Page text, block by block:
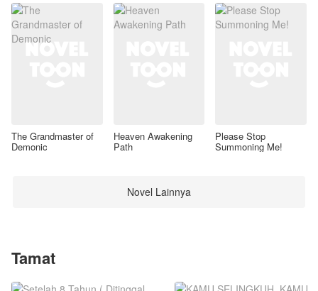
The Grandmaster of
Demonic
Heaven Awakening
Path
Please Stop
Summoning Me!
Novel Lainnya
Tamat